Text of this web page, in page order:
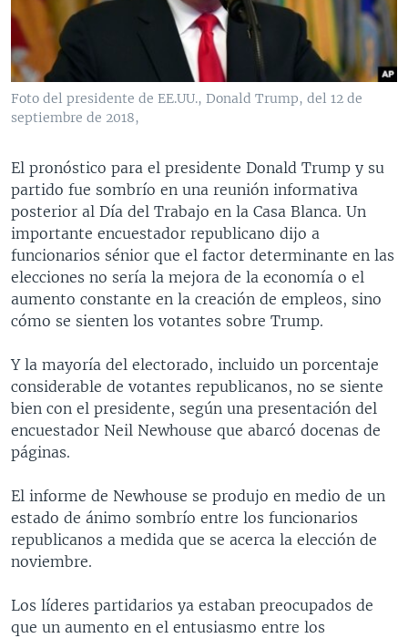
VENEZUELA
BRASIL
NICARAGUA
ECONOMÍA
ENTRETENIMIENTO Y CULTURA
TECNOLOGÍA
DEPORTES
MULTIMEDIA
VIDEOS
FOTOGRAFÍA
AUDIOS
PROGRAMAS TV
EL MUNDO AL DÍA
FORO INTERAMERICANO
LAS CLAVES
PANORAMA
RADIO
AVANCE INFORMATIVO
BUENOS DÍAS AMÉRICA
ESTADOS UNIDOS AL DÍA
EL MUNDO AL DÍA [RADIO]
FORO [RADIO]
ENTRETENIMIENTO
DIRECT
Learning English
SÍGANOS
Idiomas
Foto del presidente de EE.UU., Donald Trump, del 12 de
septiembre de 2018,
El pronóstico para el presidente Donald Trump y su
partido fue sombrío en una reunión informativa
posterior al Día del Trabajo en la Casa Blanca. Un
importante encuestador republicano dijo a
funcionarios sénior que el factor determinante en las
elecciones no sería la mejora de la economía o el
aumento constante en la creación de empleos, sino
cómo se sienten los votantes sobre Trump.
Y la mayoría del electorado, incluido un porcentaje
considerable de votantes republicanos, no se siente
bien con el presidente, según una presentación del
encuestador Neil Newhouse que abarcó docenas de
páginas.
El informe de Newhouse se produjo en medio de un
estado de ánimo sombrío entre los funcionarios
republicanos a medida que se acerca la elección de
noviembre.
Los líderes partidarios ya estaban preocupados de
que un aumento en el entusiasmo entre los